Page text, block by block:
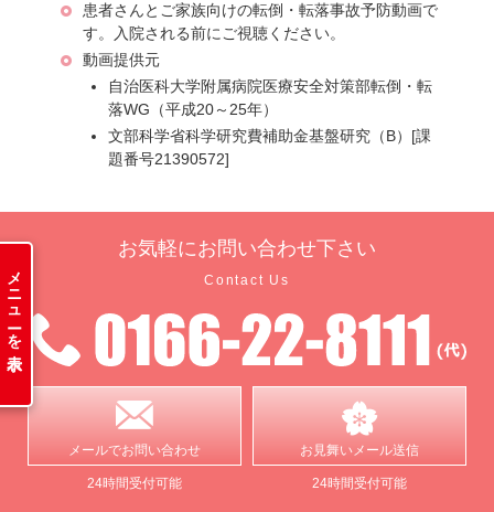
メニューを表示
患者さんとご家族向けの転倒・転落事故予防動画で
す。入院される前にご視聴ください。
動画提供元
自治医科大学附属病院医療安全対策部転倒・転
落WG（平成20～25年）
文部科学省科学研究費補助金基盤研究（B）[課
題番号21390572]
お気軽に お問い合わせ下さい
Contact Us
メールでお問い合わせ
24時間受付可能
お見舞いメール送信
24時間受付可能